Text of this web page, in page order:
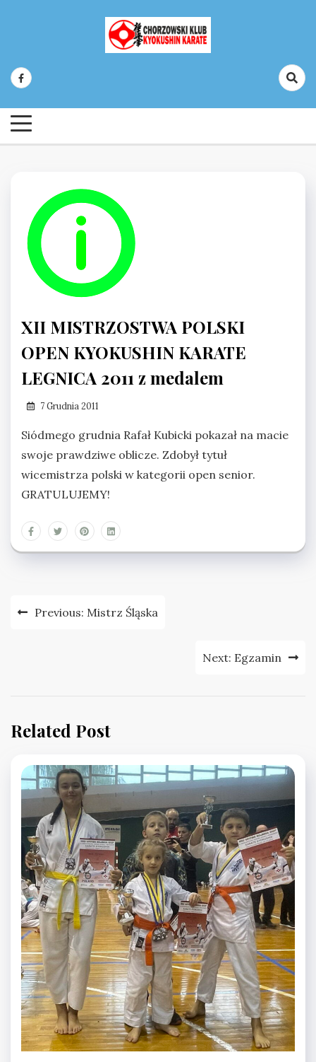
Chorzowski Klub Kyokushin Karate
XII MISTRZOSTWA POLSKI
OPEN KYOKUSHIN KARATE
LEGNICA 2011 z medalem
7 Grudnia 2011
Siódmego grudnia Rafał Kubicki pokazał na macie
swoje prawdziwe oblicze. Zdobył tytuł
wicemistrza polski w kategorii open senior.
GRATULUJEMY!
Nawigacja
Previous: Mistrz Śląska
Next: Egzamin
Related Post